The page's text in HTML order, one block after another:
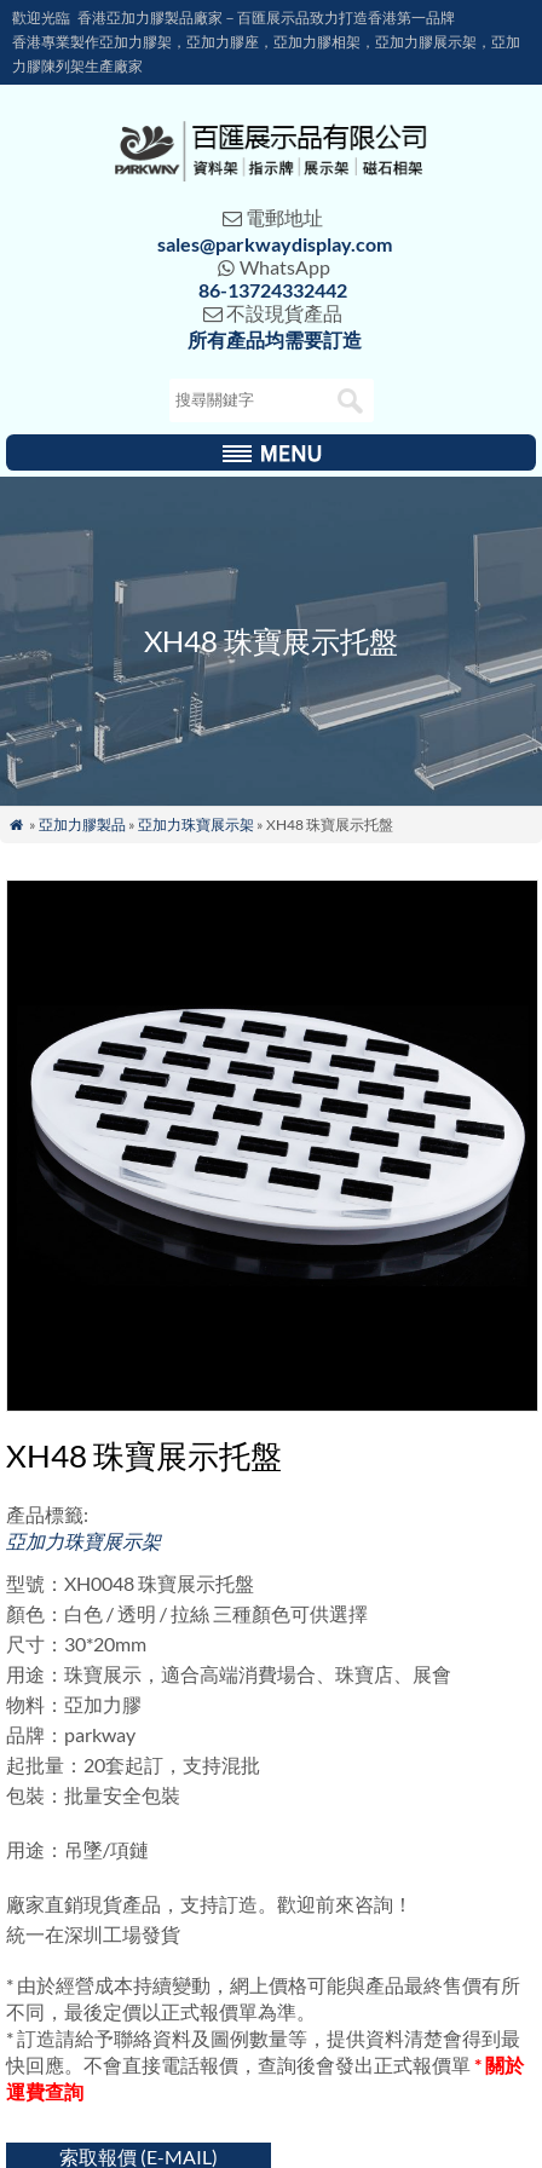
歡迎光臨 香港亞加力膠製品廠家－百匯展示品致力打造香港第一品牌
香港專業製作亞加力膠架，亞加力膠座，亞加力膠相架，亞加力膠展示架，亞加
力膠陳列架生產廠家
 電郵地址
sales@parkwaydisplay.com
 WhatsApp
86-13724332442
不設現貨產品
所有產品均需要訂造
XH48 珠寶展示托盤
 » 亞加力膠製品» 亞加力珠寶展示架» XH48 珠寶展示托盤
XH48 珠寶展示托盤
產品標籤:
亞加力珠寶展示架
型號：XH0048 珠寶展示托盤
顏色：白色 / 透明 / 拉絲 三種顏色可供選擇
尺寸：30*20mm
用途：珠寶展示，適合高端消費場合、珠寶店、展會
物料：亞加力膠
品牌：parkway
起批量：20套起訂，支持混批
包裝：批量安全包裝
用途：吊墜/項鏈
廠家直銷現貨產品，支持訂造。歡迎前來咨詢！
統一在深圳工場發貨
* 由於經營成本持續變動，網上價格可能與產品最終售價有所
不同，最後定價以正式報價單為準。
* 訂造請給予聯絡資料及圖例數量等，提供資料清楚會得到最
快回應。不會直接電話報價，查詢後會發出正式報價單* 關於
運費查詢
索取報價 (E-MAIL)